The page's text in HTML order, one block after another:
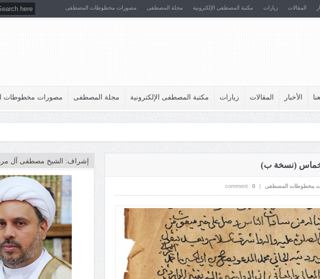
المقالات زيارات مكتبة المصطفى الإلكترونية مجلة المصطفى مصورات مخطوطات المصطفى
الأخبار المقالات زيارات مكتبة المصطفى الإلكترونية مجلة المصطفى مصورات مخطوطات
(نسخة ب)
مخطوطات المصطفى |
comment : 0
إشراف: الشيخ مصطفى آل